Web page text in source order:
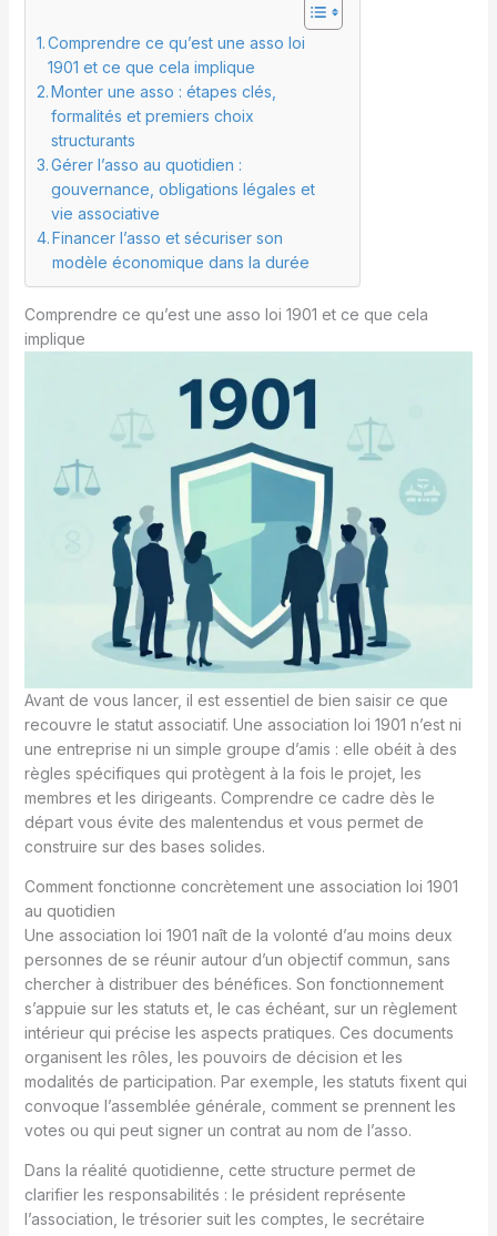
Comprendre ce qu’est une asso loi
1901 et ce que cela implique
Monter une asso : étapes clés,
formalités et premiers choix
structurants
Gérer l’asso au quotidien :
gouvernance, obligations légales et
vie associative
Financer l’asso et sécuriser son
modèle économique dans la durée
Comprendre ce qu’est une asso loi 1901 et ce que cela
implique
Avant de vous lancer, il est essentiel de bien saisir ce que
recouvre le statut associatif. Une association loi 1901 n’est ni
une entreprise ni un simple groupe d’amis : elle obéit à des
règles spécifiques qui protègent à la fois le projet, les
membres et les dirigeants. Comprendre ce cadre dès le
départ vous évite des malentendus et vous permet de
construire sur des bases solides.
Comment fonctionne concrètement une association loi 1901
au quotidien
Une association loi 1901 naît de la volonté d’au moins deux
personnes de se réunir autour d’un objectif commun, sans
chercher à distribuer des bénéfices. Son fonctionnement
s’appuie sur les statuts et, le cas échéant, sur un règlement
intérieur qui précise les aspects pratiques. Ces documents
organisent les rôles, les pouvoirs de décision et les
modalités de participation. Par exemple, les statuts fixent qui
convoque l’assemblée générale, comment se prennent les
votes ou qui peut signer un contrat au nom de l’asso.
Dans la réalité quotidienne, cette structure permet de
clarifier les responsabilités : le président représente
l’association, le trésorier suit les comptes, le secrétaire